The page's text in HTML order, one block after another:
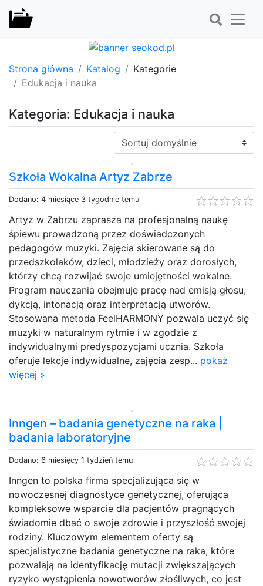
Strona główna Katalog
Kategorie
Edukacja i nauka
Kategoria: Edukacja i nauka
Sortuj:
Szkoła Wokalna Artyz Zabrze
Dodano: 4 miesiące 3 tygodnie temu
Artyz w Zabrzu zaprasza na profesjonalną naukę
śpiewu prowadzoną przez doświadczonych
pedagogów muzyki. Zajęcia skierowane są do
przedszkolaków, dzieci, młodzieży oraz dorosłych,
którzy chcą rozwijać swoje umiejętności wokalne.
Program nauczania obejmuje pracę nad emisją głosu,
dykcją, intonacją oraz interpretacją utworów.
Stosowana metoda FeelHARMONY pozwala uczyć się
muzyki w naturalnym rytmie i w zgodzie z
indywidualnymi predyspozycjami ucznia. Szkoła
oferuje lekcje indywidualne, zajęcia zesp... pokaż
więcej »
Inngen – badania genetyczne na raka |
badania laboratoryjne
Dodano: 6 miesięcy 1 tydzień temu
Inngen to polska firma specjalizująca się w
nowoczesnej diagnostyce genetycznej, oferująca
kompleksowe wsparcie dla pacjentów pragnących
świadomie dbać o swoje zdrowie i przyszłość swojej
rodziny. Kluczowym elementem oferty są
specjalistyczne badania genetyczne na raka, które
pozwalają na identyfikację mutacji zwiększających
ryzyko wystąpienia nowotworów złośliwych, co jest